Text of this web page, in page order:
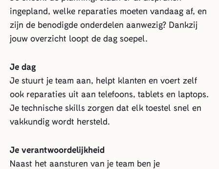
ingepland, welke reparaties moeten vandaag af, en
zijn de benodigde onderdelen aanwezig? Dankzij
jouw overzicht loopt de dag soepel.
Je dag
Je stuurt je team aan, helpt klanten en voert zelf
ook reparaties uit aan telefoons, tablets en laptops.
Je technische skills zorgen dat elk toestel snel en
vakkundig wordt hersteld.
Je verantwoordelijkheid
Naast het aansturen van je team ben je